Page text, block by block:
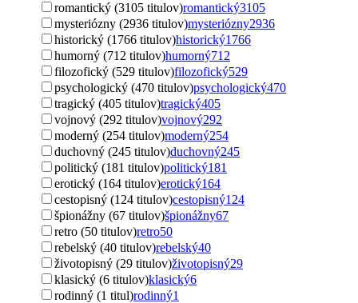
romantický (3105 titulov)romantický3105
mysteriózny (2936 titulov)mysteriózny2936
historický (1766 titulov)historický1766
humorný (712 titulov)humorný712
filozofický (529 titulov)filozofický529
psychologický (470 titulov)psychologický470
tragický (405 titulov)tragický405
vojnový (292 titulov)vojnový292
moderný (254 titulov)moderný254
duchovný (245 titulov)duchovný245
politický (181 titulov)politický181
erotický (164 titulov)erotický164
cestopisný (124 titulov)cestopisný124
špionážny (67 titulov)špionážny67
retro (50 titulov)retro50
rebelský (40 titulov)rebelský40
životopisný (29 titulov)životopisný29
klasický (6 titulov)klasický6
rodinný (1 titul)rodinný1